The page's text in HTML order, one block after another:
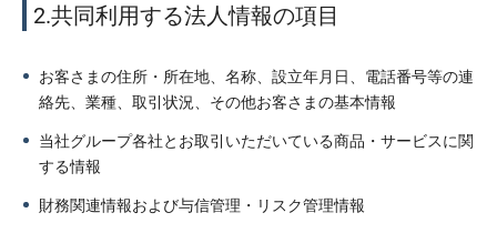
2.共同利用する法人情報の項目
お客さまの住所・所在地、名称、設立年月日、電話番号等の連
絡先、業種、取引状況、その他お客さまの基本情報
当社グループ各社とお取引いただいている商品・サービスに関
する情報
財務関連情報および与信管理・リスク管理情報